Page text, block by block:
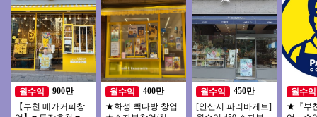
월수익
900만
【부천 메가커피창
월수익
400만
★화성 빽다방 창업
월수익
450만
[안산시 파리바게트]
월수익
★『부